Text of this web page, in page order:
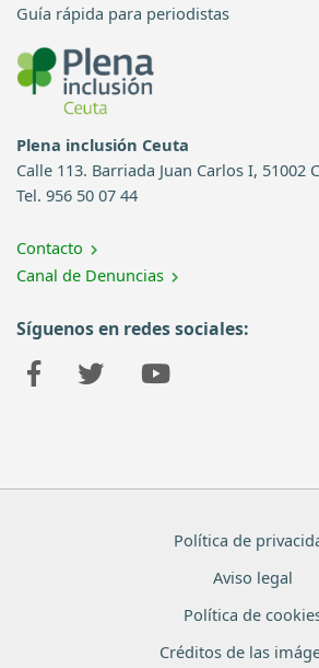
Guía rápida para periodistas
Plena inclusión Ceuta
Calle 113. Barriada Juan Carlos I, 51002
Tel. 956 50 07 44
Contacto
Canal de Denuncias
Síguenos en redes sociales:
Política de
Aviso legal
Política de
Créditos de las